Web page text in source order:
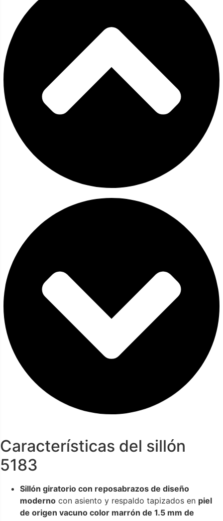
Características del sillón
5183
Sillón giratorio con reposabrazos de diseño
moderno con asiento y respaldo tapizados en piel
de origen vacuno color marrón de 1.5 mm de